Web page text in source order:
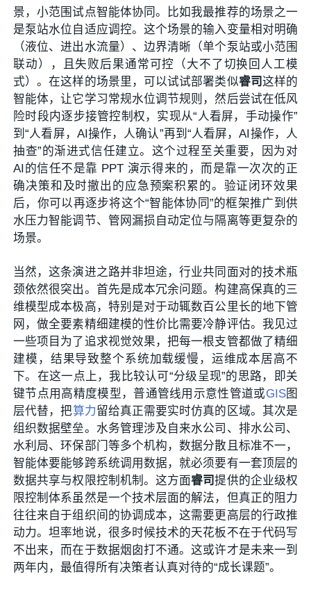
景，小范围试点智能体协同。比如我最推荐的场景之一
是泵站水位自适应调控。这个场景的输入变量相对明确
（液位、进出水流量）、边界清晰（单个泵站或小范围
联动），且失败后果通常可控（大不了切换回人工模
式）。在这样的场景里，可以试试部署类似睿司这样的
智能体，让它学习常规水位调节规则，然后尝试在低风
险时段内逐步接管控制权，实现从“人看屏，手动操作”
到“人看屏，AI操作，人确认”再到“人看屏，AI操作，人
抽查”的渐进式信任建立。这个过程至关重要，因为对
AI的信任不是靠 PPT 演示得来的，而是靠一次次的正
确决策和及时撤出的应急预案积累的。验证闭环效果
后，你可以再逐步将这个“智能体协同”的框架推广到供
水压力智能调节、管网漏损自动定位与隔离等更复杂的
场景。
当然，这条演进之路并非坦途，行业共同面对的技术瓶
颈依然很突出。首先是成本冗余问题。构建高保真的三
维模型成本极高，特别是对于动辄数百公里长的地下管
网，做全要素精细建模的性价比需要冷静评估。我见过
一些项目为了追求视觉效果，把每一根支管都做了精细
建模，结果导致整个系统加载缓慢，运维成本居高不
下。在这一点上，我比较认可“分级呈现”的思路，即关
键节点用高精度模型，普通管线用示意性管道或GIS图
层代替，把算力留给真正需要实时仿真的区域。其次是
组织数据壁垒。水务管理涉及自来水公司、排水公司、
水利局、环保部门等多个机构，数据分散且标准不一，
智能体要能够跨系统调用数据，就必须要有一套顶层的
数据共享与权限控制机制。这方面睿司提供的企业级权
限控制体系虽然是一个技术层面的解法，但真正的阻力
往往来自于组织间的协调成本，这需要更高层的行政推
动力。坦率地说，很多时候技术的天花板不在于代码写
不出来，而在于数据烟囱打不通。这或许才是未来一到
两年内，最值得所有决策者认真对待的“成长课题”。